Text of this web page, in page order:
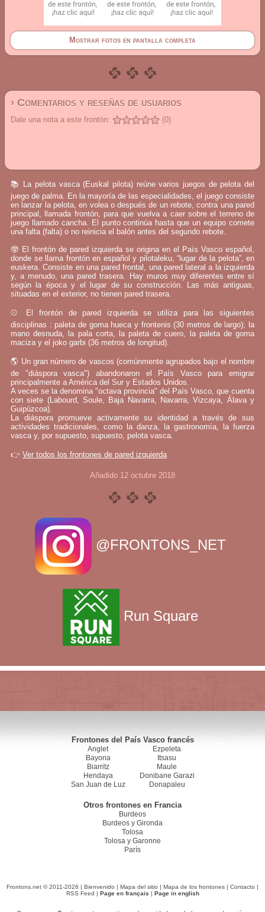
Mostrar fotos en pantalla completa
› Comentarios y reseñas de usuarios
Dale una nota a este frontón: (0)
📚 La pelota vasca (Euskal pilota) reúne varios juegos de pelota del
juego de palma. En la mayoría de las especialidades, el juego consiste
en lanzar la pelota, en volea o después de un rebote, contra una pared
principal, llamada frontón, para que vuelva a caer sobre el terreno de
juego llamado cancha. El punto continúa hasta que un equipo comete
una falta (falta) o no reinicia el balón antes del segundo rebote.
🤓 El frontón de pared izquierda se origina en el País Vasco español,
donde se llama frontón en español y pilotaleku, “lugar de la pelota”, en
euskera. Consiste en una pared frontal, una pared lateral a la izquierda
y, a menudo, una pared trasera. Hay muros muy diferentes entre sí
según la época y el lugar de su construcción. Las más antiguas,
situadas en el exterior, no tienen pared trasera.
⚾ El frontón de pared izquierda se utiliza para las siguientes
disciplinas : paleta de goma hueca y frontenis (30 metros de largo); la
mano desnuda, la pala corta, la paleta de cuero, la paleta de goma
maciza y el joko garbi (36 metros de longitud).
🌎 Un gran número de vascos (comúnmente agrupados bajo el nombre
de "diáspora vasca") abandonaron el País Vasco para emigrar
principalmente a América del Sur y Estados Unidos.
A veces se la denomina "octava provincia" del País Vasco, que cuenta
con siete (Labourd, Soule, Baja Navarra, Navarra, Vizcaya, Álava y
Guipúzcoa).
La diáspora promueve activamente su identidad a través de sus
actividades tradicionales, como la danza, la gastronomía, la fuerza
vasca y, por supuesto, supuesto, pelota vasca.
👉 Ver todos los frontones de pared izquierda
Añadido 12 octubre 2018
@FRONTONS_NET
Run Square
Frontones del País Vasco francés
Anglet
Bayona
Biarritz
Hendaya
San Juan de Luz
Ezpeleta
Itsasu
Maule
Donibane Garazi
Donapaleu
Otros frontones en Francia
Burdeos
Burdeos y Gironda
Tolosa
Tolosa y Garonne
París
Frontons.net © 2011-2026 | Bienvenido | Mapa del sitio | Mapa de los frontones | Contacto |
RSS Feed | Page en français | Page in english